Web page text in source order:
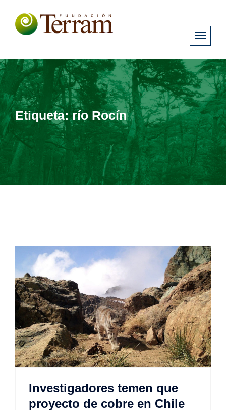
Etiqueta:río Rocín
Investigadores temen que
proyecto de cobre en Chile